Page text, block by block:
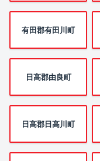
有田郡有田川町
日高郡由良町
日高郡日高川町